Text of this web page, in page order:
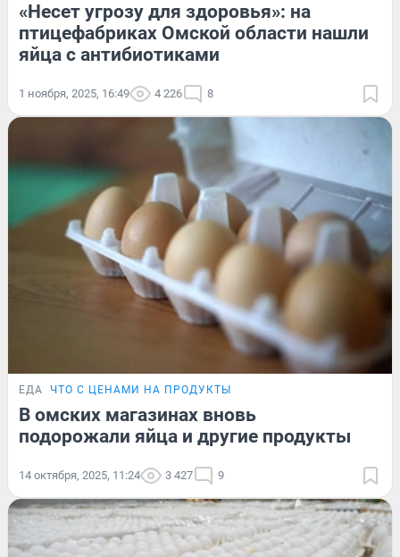
«Несет угрозу для здоровья»: на
птицефабриках Омской области нашли
яйца с антибиотиками
1 ноября, 2025, 16:49 4 226 8
ЕДА ЧТО С ЦЕНАМИ НА ПРОДУКТЫ
В омских магазинах вновь
подорожали яйца и другие продукты
14 октября, 2025, 11:24 3 427 9